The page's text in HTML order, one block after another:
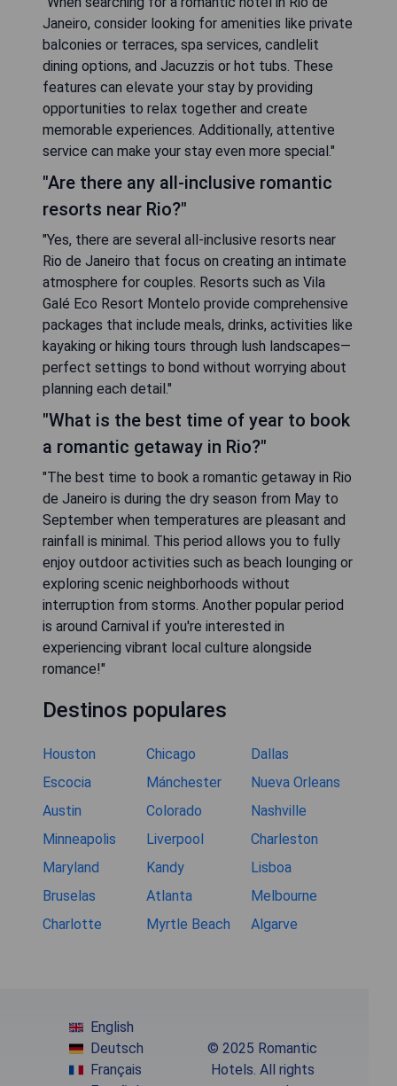
Janeiro, consider looking for amenities like private
balconies or terraces, spa services, candlelit
dining options, and Jacuzzis or hot tubs. These
features can elevate your stay by providing
opportunities to relax together and create
memorable experiences. Additionally, attentive
service can make your stay even more special."
"Are there any all-inclusive romantic
resorts near Rio?"
"Yes, there are several all-inclusive resorts near
Rio de Janeiro that focus on creating an intimate
atmosphere for couples. Resorts such as Vila
Galé Eco Resort Montelo provide comprehensive
packages that include meals, drinks, activities like
kayaking or hiking tours through lush landscapes—
perfect settings to bond without worrying about
planning each detail."
"What is the best time of year to book
a romantic getaway in Rio?"
"The best time to book a romantic getaway in Rio
de Janeiro is during the dry season from May to
September when temperatures are pleasant and
rainfall is minimal. This period allows you to fully
enjoy outdoor activities such as beach lounging or
exploring scenic neighborhoods without
interruption from storms. Another popular period
is around Carnival if you're interested in
experiencing vibrant local culture alongside
romance!"
Destinos populares
Houston Chicago
Dallas
Escocia
Mánchester
Nueva Orleans
Austin
Colorado
Nashville
Minneapolis
Liverpool
Charleston
Maryland
Kandy
Lisboa
Bruselas
Atlanta
Melbourne
Charlotte
Myrtle Beach Algarve
English
Deutsch
Français
© 2025 Romantic
Hotels. All rights